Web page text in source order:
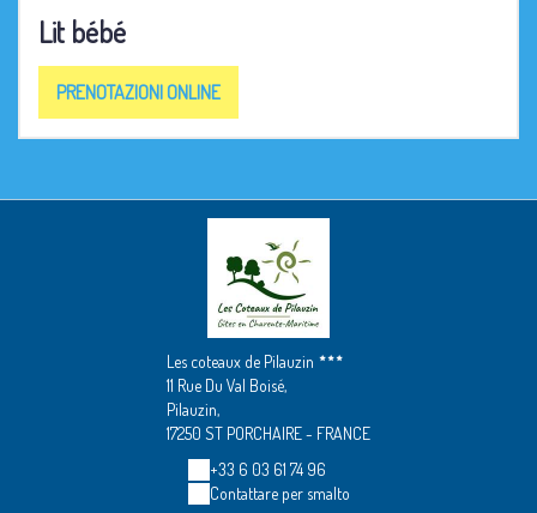
Lit bébé
PRENOTAZIONI ONLINE
Les coteaux de Pilauzin
11 Rue Du Val Boisé,
Pilauzin,
17250 ST PORCHAIRE - FRANCE
+33 6 03 61 74 96
Contattare per smalto